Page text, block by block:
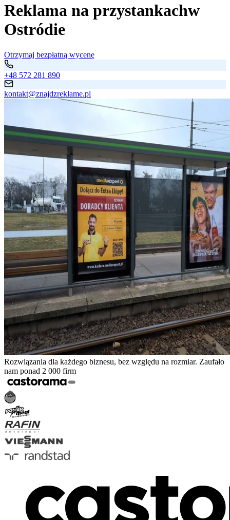
Reklama na przystankachw
Ostródie
Otrzymaj bezpłatną wycenę
+48 572 281 890
kontakt@znajdzreklame.pl
Rozwiązania dla każdego biznesu, bez względu na rozmiar. Zaufało
nam ponad 2 000 firm